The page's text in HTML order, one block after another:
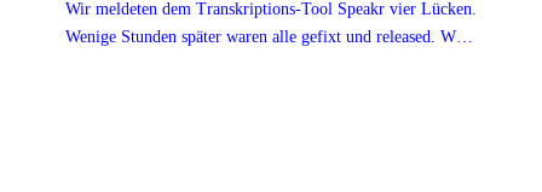
Wir meldeten dem Transkriptions-Tool Speakr vier Lücken.
Wenige Stunden später waren alle gefixt und released. Was